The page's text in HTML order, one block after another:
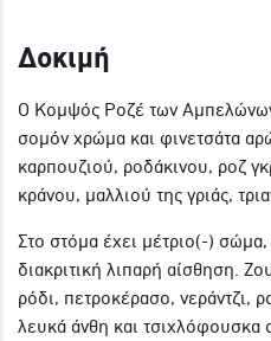
Δοκιμή
Ο Κομψός Ροζέ των
σομόν χρώμα και φινετσάτα
καρπουζιού, ροδάκινου, ροζ
κράνου, μαλλιού της γριάς,
Στο στόμα έχει μέτριο(-)
διακριτική λιπαρή αίσθηση.
ρόδι, πετροκέρασο, νεράντζι,
λευκά άνθη και τσιχλόφουσκα